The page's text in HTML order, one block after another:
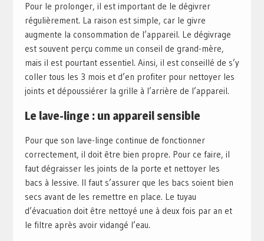
Pour le prolonger, il est important de le dégivrer
régulièrement. La raison est simple, car le givre
augmente la consommation de l’appareil. Le dégivrage
est souvent perçu comme un conseil de grand-mère,
mais il est pourtant essentiel. Ainsi, il est conseillé de s’y
coller tous les 3 mois et d’en profiter pour nettoyer les
joints et dépoussiérer la grille à l’arrière de l’appareil.
Le lave-linge : un appareil sensible
Pour que son lave-linge continue de fonctionner
correctement, il doit être bien propre. Pour ce faire, il
faut dégraisser les joints de la porte et nettoyer les
bacs à lessive. Il faut s’assurer que les bacs soient bien
secs avant de les remettre en place. Le tuyau
d’évacuation doit être nettoyé une à deux fois par an et
le filtre après avoir vidangé l’eau.